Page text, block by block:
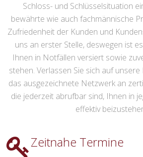
Schloss- und Schlüsselsituation
bewährte wie auch fachmännische
Zufriedenheit der Kunden und
uns an erster Stelle, deswegen ist
Ihnen in Notfällen versiert sowie
stehen. Verlassen Sie sich auf
das ausgezeichnete Netzwerk an
die jederzeit abrufbar sind, Ihnen in
effektiv
Zeitnahe Termine